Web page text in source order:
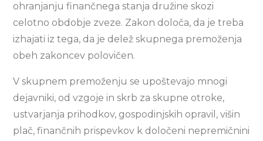
ohranjanju finančnega stanja družine skozi
celotno obdobje zveze. Zakon določa, da je treba
izhajati iz tega, da je delež skupnega premoženja
obeh zakoncev polovičen.
V skupnem premoženju se upoštevajo mnogi
dejavniki, od vzgoje in skrb za skupne otroke,
ustvarjanja prihodkov, gospodinjskih opravil, višin
plač, finančnih prispevkov k določeni nepremičnini